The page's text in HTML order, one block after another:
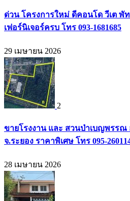
ด่วน โครงการใหม่ ดีคอนโด วีเต พั
เฟอร์นิเจอร์ครบ โทร 093-1681685
29 เมษายน 2026
2
ขายโรงงาน และ สวนป่าเบญพรรณ
จ.ระยอง ราคาพิเศษ โทร 095-
28 เมษายน 2026